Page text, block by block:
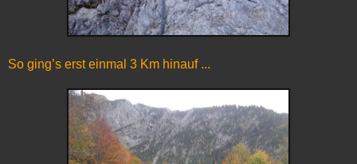
So ging’s erst einmal 3 Km hinauf ...